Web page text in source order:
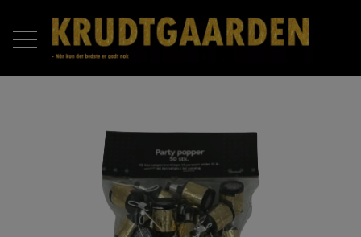
FORSIDE
PRODUKTER
RAKETTER